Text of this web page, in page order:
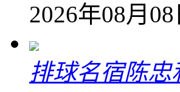
2026年08月
排球名宿陈